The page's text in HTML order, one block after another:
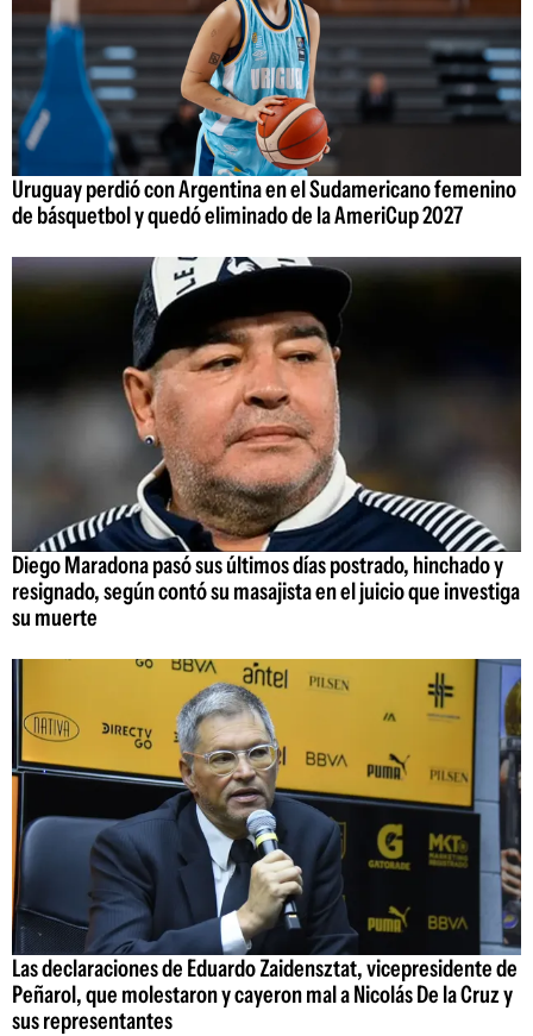
Uruguay perdió con Argentina en el Sudamericano femenino
de básquetbol y quedó eliminado de la AmeriCup 2027
Diego Maradona pasó sus últimos días postrado, hinchado y
resignado, según contó su masajista en el juicio que investiga
su muerte
Las declaraciones de Eduardo Zaidensztat, vicepresidente de
Peñarol, que molestaron y cayeron mal a Nicolás De la Cruz y
sus representantes